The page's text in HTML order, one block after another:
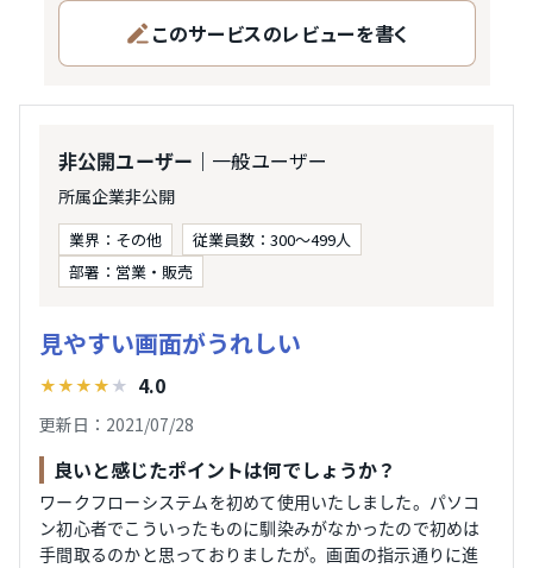
このサービスのレビューを書く
非公開ユーザー ｜一般ユーザー
所属企業非公開
業界：その他
従業員数：300〜499人
部署：営業・販売
見やすい画面がうれしい
★★★★ ★ 4.0
更新日：2021/07/28
良いと感じたポイントは何でしょうか？
ワークフローシステムを初めて使用いたしました。パソコ
ン初心者でこういったものに馴染みがなかったので初めは
手間取るのかと思っておりましたが。画面の指示通りに進